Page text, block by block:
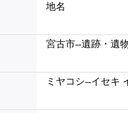
地名
宮古市--遺跡・遺
ミヤコシ--イセキ